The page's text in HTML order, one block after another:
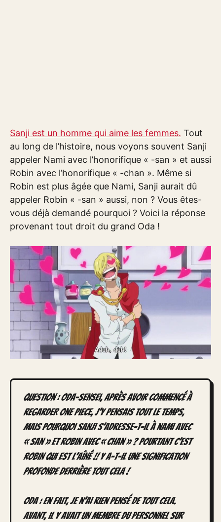
Sanji est un homme qui aime les femmes. Tout
au long de l’histoire, nous voyons souvent Sanji
appeler Nami avec l’honorifique « -san » et aussi
Robin avec l’honorifique « -chan ». Même si
Robin est plus âgée que Nami, Sanji aurait dû
appeler Robin « -san » aussi, non ? Vous êtes-
vous déjà demandé pourquoi ? Voici la réponse
provenant tout droit du grand Oda !
Question : Oda-Sensei, après avoir commencé à
regarder One Piece, j’y pensais tout le temps,
mais pourquoi Sanji s’adresse-t-il à Nami avec
« San » et Robin avec « Chan » ? Pourtant c’est
Robin qui est l’aîné !! Y a-t-il une signification
profonde derrière tout cela !
Oda : En fait, je n’ai rien pensé de tout cela.
Avant, il y avait un membre du personnel sur